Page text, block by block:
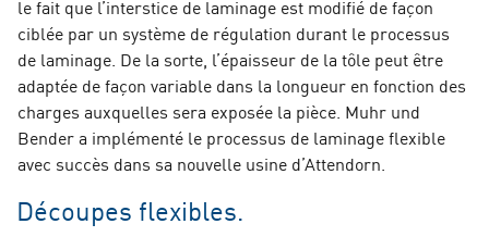
le fait que l’interstice de laminage est modifié de façon
ciblée par un système de régulation durant le processus
de laminage. De la sorte, l’épaisseur de la tôle peut être
adaptée de façon variable dans la longueur en fonction des
charges auxquelles sera exposée la pièce. Muhr und
Bender a implémenté le processus de laminage flexible
avec succès dans sa nouvelle usine d’Attendorn.
Découpes flexibles.